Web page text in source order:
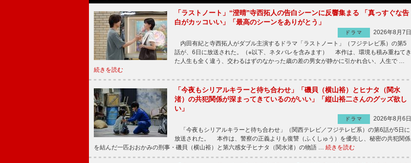
「ラストノート」“澄晴”寺西拓人の告白シーンに反響集まる 「真っすぐな告
白がカッコいい」「最高のシーンをありがとう」
ドラマ
2026年8月7日
内田有紀と寺西拓人がダブル主演するドラマ「ラストノート」（フジテレビ系）の第5
話が、6日に放送された。（※以下、ネタバレを含みます） 本作は、環境も積み重ねてき
た人生も全く違う、交わるはずのなかった歳の差の男女が静かに引かれ合い、人生で …
続きを読む
「今夜もシリアルキラーと待ち合わせ」「磯貝（横山裕）とヒナタ（関水
渚）の共犯関係が深まってきているのがいい」「縦山裕二さんのグッズ欲し
い」
ドラマ
2026年8月6日
「今夜もシリアルキラーと待ち合わせ」（関西テレビ／フジテレビ系）の第6話が5日に
放送された。 本作は、警察の正義よりも復讐（ふくしゅう）を優先し、秘密の共犯関係
を結んだ一匹おおかみの刑事・磯貝（横山裕）と第六感女子ヒナタ（関水渚）の物語 … 続きを読む